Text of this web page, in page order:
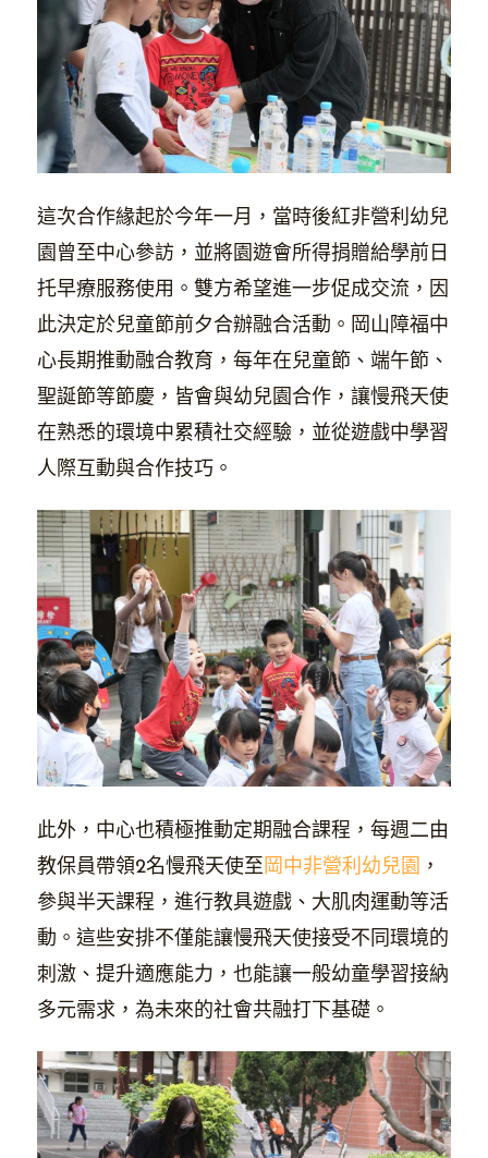
這次合作緣起於今年一月，當時後紅非營利幼兒
園曾至中心參訪，並將園遊會所得捐贈給學前日
托早療服務使用。雙方希望進一步促成交流，因
此決定於兒童節前夕合辦融合活動。岡山障福中
心長期推動融合教育，每年在兒童節、端午節、
聖誕節等節慶，皆會與幼兒園合作，讓慢飛天使
在熟悉的環境中累積社交經驗，並從遊戲中學習
人際互動與合作技巧。
此外，中心也積極推動定期融合課程，每週二由
教保員帶領2名慢飛天使至 岡中非營利幼兒園 ，
參與半天課程，進行教具遊戲、大肌肉運動等活
動。這些安排不僅能讓慢飛天使接受不同環境的
刺激、提升適應能力，也能讓一般幼童學習接納
多元需求，為未來的社會共融打下基礎。